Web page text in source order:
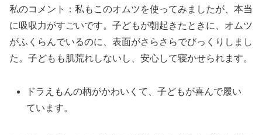
私のコメント：私もこのオムツを使ってみましたが、本当
に吸収力がすごいです。子どもが朝起きたときに、オムツ
がふくらんでいるのに、表面がさらさらでびっくりしまし
た。子どもも肌荒れしないし、安心して寝かせられます。
ドラえもんの柄がかわいくて、子どもが喜んで履い
ています。